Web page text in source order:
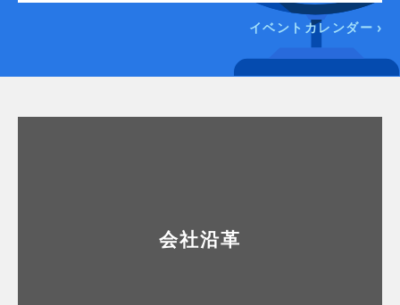
イベントカレンダー
会社沿革